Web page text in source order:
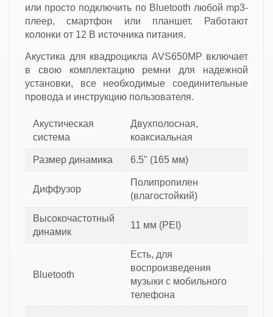
или просто подключить по Bluetooth любой mp3-
плеер, смартфон или планшет. Работают
колонки от 12 В источника питания.
Акустика для квадроцикла AVS650MP включает
в свою комплектацию ремни для надежной
установки, все необходимые соединительные
провода и инструкцию пользователя.
Акустическая
система
Двухполосная,
коаксиальная
Размер динамика 6.5" (165 мм)
Диффузор
Полипропилен
(влагостойкий)
Высокочастотный
динамик
11 мм (PEI)
Bluetooth
Есть, для
воспроизведения
музыки с мобильного
телефона